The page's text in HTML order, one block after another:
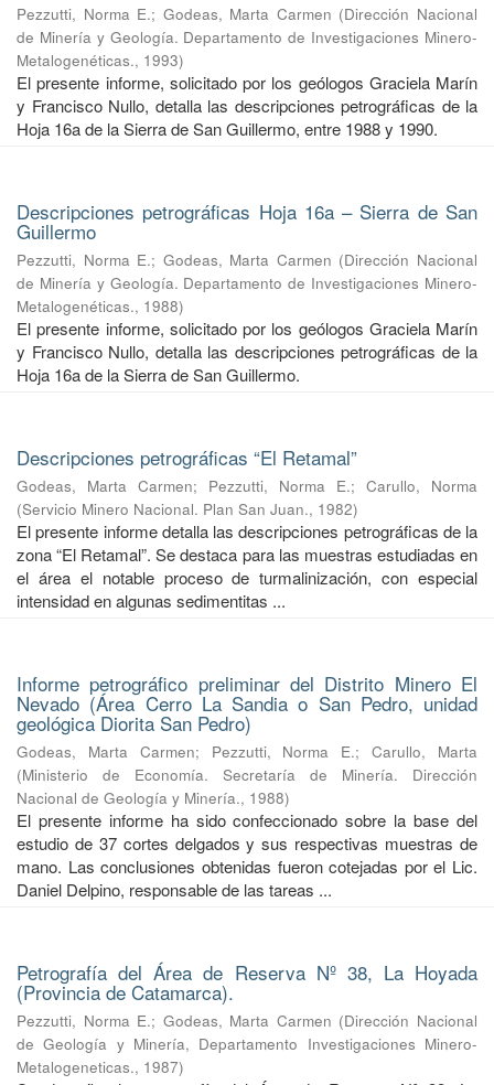
Pezzutti, Norma E.; Godeas, Marta Carmen (Dirección Nacional
de Minería y Geología. Departamento de Investigaciones Minero-
Metalogenéticas., 1993)
El presente informe, solicitado por los geólogos Graciela Marín
y Francisco Nullo, detalla las descripciones petrográficas de la
Hoja 16a de la Sierra de San Guillermo, entre 1988 y 1990.
Descripciones petrográficas Hoja 16a – Sierra de San
Guillermo
Pezzutti, Norma E.; Godeas, Marta Carmen (Dirección Nacional
de Minería y Geología. Departamento de Investigaciones Minero-
Metalogenéticas., 1988)
El presente informe, solicitado por los geólogos Graciela Marín
y Francisco Nullo, detalla las descripciones petrográficas de la
Hoja 16a de la Sierra de San Guillermo.
Descripciones petrográficas “El Retamal”
Godeas, Marta Carmen; Pezzutti, Norma E.; Carullo, Norma
(Servicio Minero Nacional. Plan San Juan., 1982)
El presente informe detalla las descripciones petrográficas de la
zona “El Retamal”. Se destaca para las muestras estudiadas en
el área el notable proceso de turmalinización, con especial
intensidad en algunas sedimentitas ...
Informe petrográfico preliminar del Distrito Minero El
Nevado (Área Cerro La Sandia o San Pedro, unidad
geológica Diorita San Pedro)
Godeas, Marta Carmen; Pezzutti, Norma E.;Carullo, Marta
(Ministerio de Economía. Secretaría de Minería. Dirección
Nacional de Geología y Minería., 1988)
El presente informe ha sido confeccionado sobre la base del
estudio de 37 cortes delgados y sus respectivas muestras de
mano. Las conclusiones obtenidas fueron cotejadas por el Lic.
Daniel Delpino, responsable de las tareas ...
Petrografía del Área de Reserva Nº 38, La Hoyada
(Provincia de Catamarca).
Pezzutti, Norma E.; Godeas, Marta Carmen (Dirección Nacional
de Geología y Minería, Departamento Investigaciones Minero-
Metalogeneticas., 1987)